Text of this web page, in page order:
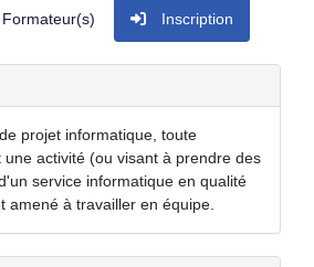
Inscription
projet informatique, toute
une activité (ou visant à prendre des
service informatique en qualité
amené à travailler en équipe.